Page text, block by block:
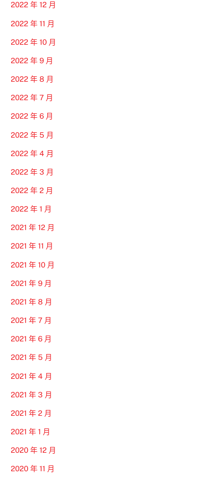
2022 年 12 月
2022 年 11 月
2022 年 10 月
2022 年 9 月
2022 年 8 月
2022 年 7 月
2022 年 6 月
2022 年 5 月
2022 年 4 月
2022 年 3 月
2022 年 2 月
2022 年 1 月
2021 年 12 月
2021 年 11 月
2021 年 10 月
2021 年 9 月
2021 年 8 月
2021 年 7 月
2021 年 6 月
2021 年 5 月
2021 年 4 月
2021 年 3 月
2021 年 2 月
2021 年 1 月
2020 年 12 月
2020 年 11 月